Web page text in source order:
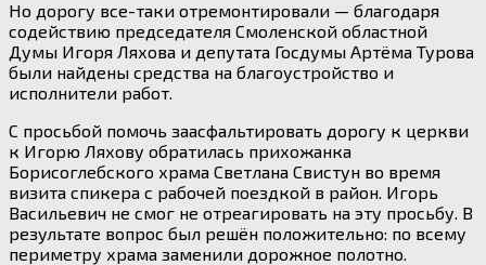
Но дорогу все-таки отремонтировали — благодаря
содействию председателя Смоленской областной
Думы Игоря Ляхова и депутата Госдумы Артёма Турова
были найдены средства на благоустройство и
исполнители работ.
С просьбой помочь заасфальтировать дорогу к церкви
к Игорю Ляхову обратилась прихожанка
Борисоглебского храма Светлана Свистун во время
визита спикера с рабочей поездкой в район. Игорь
Васильевич не смог не отреагировать на эту просьбу. В
результате вопрос был решён положительно: по всему
периметру храма заменили дорожное полотно.